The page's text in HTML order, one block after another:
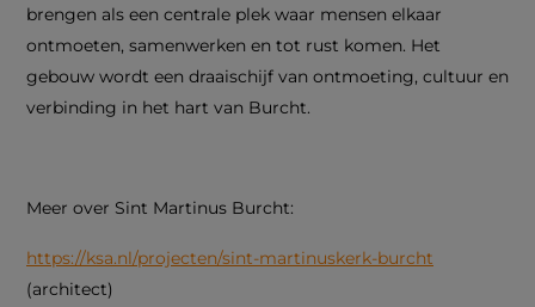
brengen als een centrale plek waar mensen elkaar
ontmoeten, samenwerken en tot rust komen. Het
gebouw wordt een draaischijf van ontmoeting, cultuur en
verbinding in het hart van Burcht.
Meer over Sint Martinus Burcht:
https://ksa.nl/projecten/sint-martinuskerk-burcht
(architect)